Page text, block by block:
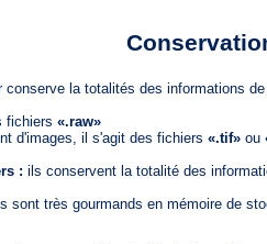
la totalités des informations de
«.raw»
il s'agit des fichiers«.tif»ou
: ils conservent la totalité des
sont très gourmands en mémoire de